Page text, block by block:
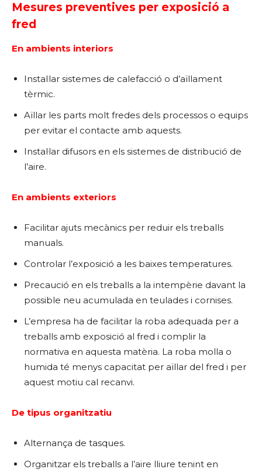
Mesures preventives per exposició a
fred
En ambients interiors
Instal·lar sistemes de calefacció o d’aïllament
tèrmic.
Aïllar les parts molt fredes dels processos o equips
per evitar el contacte amb aquests.
Instal·lar difusors en els sistemes de distribució de
l’aire.
En ambients exteriors
Facilitar ajuts mecànics per reduir els treballs
manuals.
Controlar l’exposició a les baixes temperatures.
Precaució en els treballs a la intempèrie davant la
possible neu acumulada en teulades i cornises.
L’empresa ha de facilitar la roba adequada per a
treballs amb exposició al fred i complir la
normativa en aquesta matèria. La roba molla o
humida té menys capacitat per aïllar del fred i per
aquest motiu cal recanvi.
De tipus organitzatiu
Alternança de tasques.
Organitzar els treballs a l’aire lliure tenint en